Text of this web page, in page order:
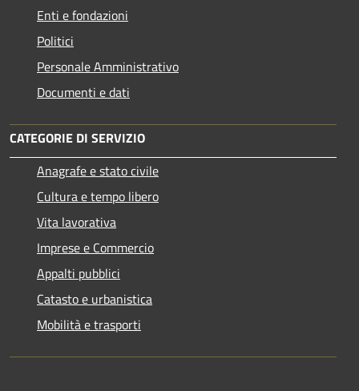
Enti e fondazioni
Politici
Personale Amministrativo
Documenti e dati
CATEGORIE DI SERVIZIO
Anagrafe e stato civile
Cultura e tempo libero
Vita lavorativa
Imprese e Commercio
Appalti pubblici
Catasto e urbanistica
Mobilità e trasporti